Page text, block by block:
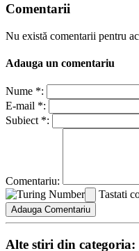
Comentarii
Nu există comentarii pentru
Adauga un comentariu
Nume *:
E-mail *:
Subiect *:
Comentariu:
Tastati
Alte stiri din categoria: